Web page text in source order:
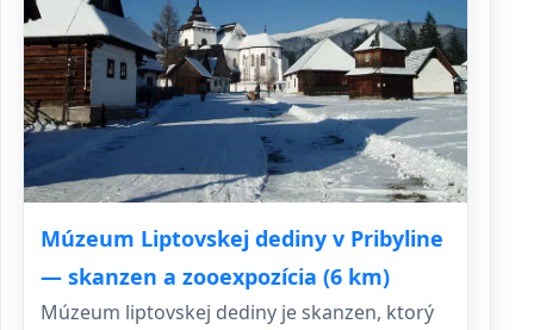
Múzeum Liptovskej dediny v Pribyline
— skanzen a zooexpozícia (6 km)
Múzeum liptovskej dediny je skanzen, ktorý